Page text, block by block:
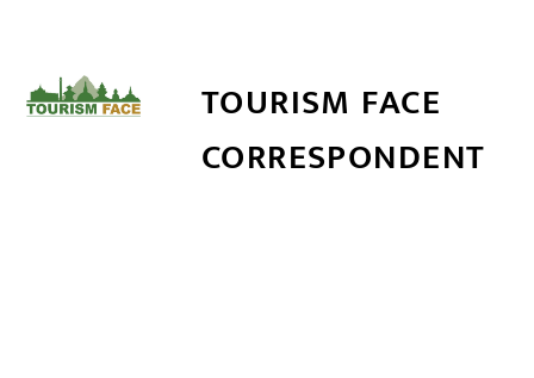
TOURISM FACE
CORRESPONDENT